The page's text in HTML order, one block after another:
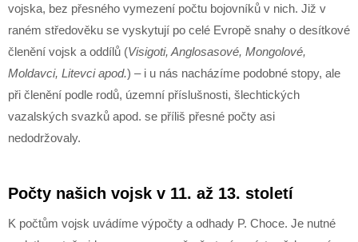
vojska, bez přesného vymezení počtu bojovníků v nich. Již v
raném středověku se vyskytují po celé Evropě snahy o desítkové
členění vojsk a oddílů (Visigoti, Anglosasové, Mongolové,
Moldavci, Litevci apod.) – i u nás nacházíme podobné stopy, ale
při členění podle rodů, územní příslušnosti, šlechtických
vazalských svazků apod. se příliš přesné počty asi
nedodržovaly.
Počty našich vojsk v 11. až 13. století
K počtům vojsk uvádíme výpočty a odhady P. Choce. Je nutné